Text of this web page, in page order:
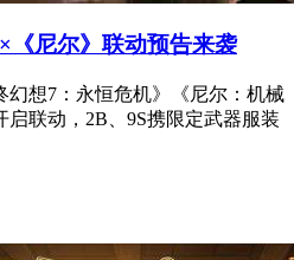
《尼尔》联动预告来袭
幻想7：永恒危机》《尼尔：机械
启联动，2B、9S携限定武器服装